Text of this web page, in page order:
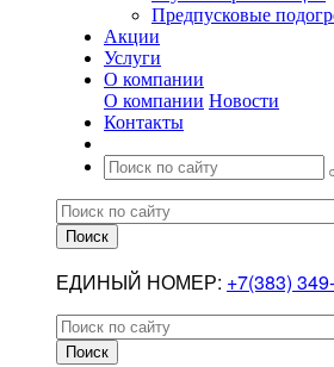
Предпусковые
Акции
Услуги
О компании
О компании Новости
Контакты
ЕДИНЫЙ НОМЕР: +7(383)